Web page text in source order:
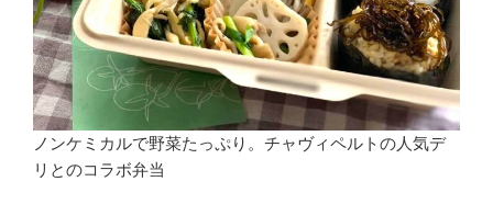
ノンケミカルで野菜たっぷり。チャヴィペルトの人気デ
リとのコラボ弁当